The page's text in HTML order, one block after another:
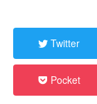
Twitter
Pocket